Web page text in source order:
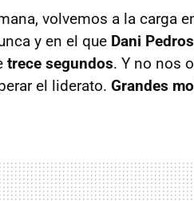
volvemos a la carga
y en el que Dani
trece segundos. Y no nos
el liderato. Grandes